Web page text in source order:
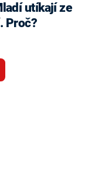
utíkají ze
Proč?